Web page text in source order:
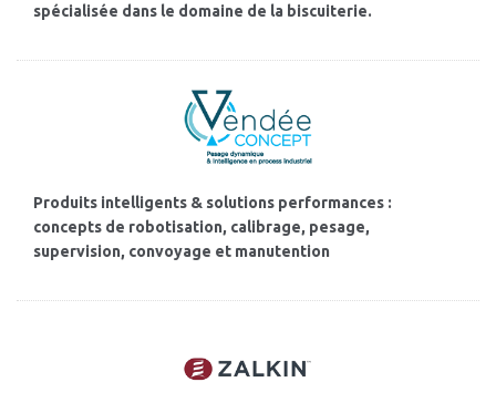
spécialisée dans le domaine de la biscuiterie.
Produits intelligents & solutions performances :
concepts de robotisation, calibrage, pesage,
supervision, convoyage et manutention